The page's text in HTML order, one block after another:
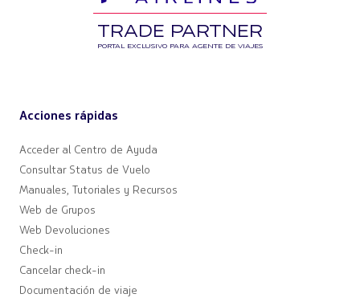
TRADE PARTNER
PORTAL EXCLUSIVO PARA AGENTE DE VIAJES
Acciones rápidas
Acceder al Centro de Ayuda
Consultar Status de Vuelo
Manuales, Tutoriales y Recursos
Web de Grupos
Web Devoluciones
Check-in
Cancelar check-in
Documentación de viaje